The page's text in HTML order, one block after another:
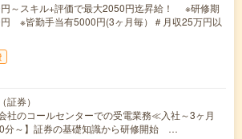
～スキル+評価で最大2050円迄昇給！ ※研修期
※皆勤手当有5000円(3ヶ月毎）＃月収25万円以
証券）
社のコールセンターでの受電業務≪入社～3ヶ月
～】証券の基礎知識から研修開始 …